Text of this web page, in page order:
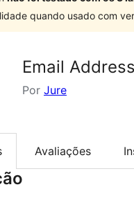
quando usado com
Email
Por Jure
Avaliações